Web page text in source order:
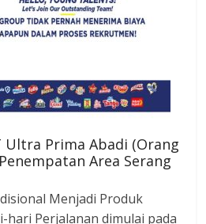
Ultra Prima Abadi (Orang
Area Serang
Menjadi Produk
hari Perjalanan dimulai pada